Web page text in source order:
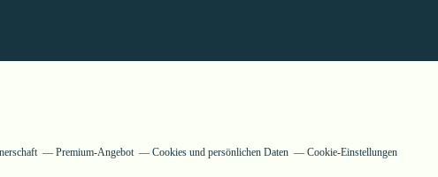
Premium-Angebot Cookies und persönlichen Daten Cookie-Einstellungen